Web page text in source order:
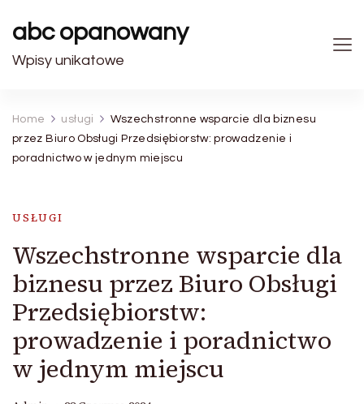
abc opanowany
Wpisy unikatowe
Home usługi
Wszechstronne wsparcie dla biznesu
przez Biuro Obsługi Przedsiębiorstw: prowadzenie i
poradnictwo w jednym miejscu
USŁUGI
Wszechstronne wsparcie dla
biznesu przez Biuro Obsługi
Przedsiębiorstw:
prowadzenie i poradnictwo
w jednym miejscu